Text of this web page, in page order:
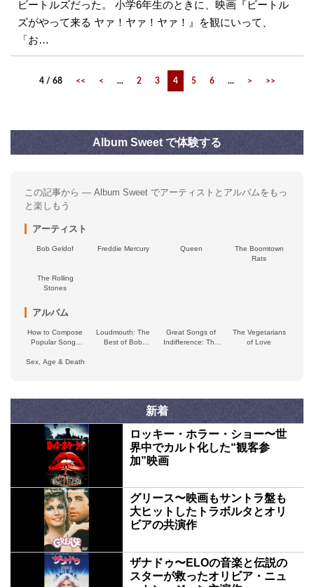
ビートルズだった。 小学6年生のときに、映画『ビートル
ズがやって来る ヤァ！ヤァ！ヤァ！』を観にいって、
「お…
4 / 68 << < ... 2 3 4 5 6 ... > >>
Album Sweet で体験する
この記事から — Album Sweet でアーティストとアルバムをもっ
と楽しもう
アーティスト
Bob Geldof Freddie Mercury Queen
The Boomtown
Rats
The Rolling
Stones
アルバム
How to Compose
Popular Songs
Loudmouth: The
Best of Bob
Great Songs of
Indifference: The
The Vegetarians
of Love
Sex, Age & Death
新着
ロッキー・ホラー・ショー〜世
界中でカルト化した“観客参
加”映画
グリース〜映画もサントラ盤も
大ヒットしたトラボルタとオリ
ビアの共演作
ザナドゥ〜ELOの音楽と伝説の
スターが救ったオリビア・ニュ